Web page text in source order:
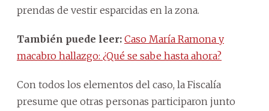
prendas de vestir esparcidas en la zona.
También puede leer: Caso María Ramona y
macabro hallazgo: ¿Qué se sabe hasta ahora?
Con todos los elementos del caso, la Fiscalía
presume que otras personas participaron junto